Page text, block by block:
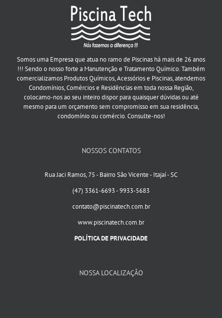
Somos uma Empresa que atua no ramo de Piscinas há mais de 26 anos
!!! Sendo o nosso forte a Manutenção e Tratamento Químico. Também
comercializamos Produtos Químicos, Acessórios e Piscinas, atendemos
Condomínios, Comércios e Residências em toda nossa Região,
colocamo-nos ao seu inteiro dispor para quaisquer dúvidas ou até
mesmo para um orçamento sem compromisso em sua residência,
condomínio ou comércio. Consulte-nos!
NOSSOS CONTATOS
Rua Jaci Ramos, 75 - Bairro São Vicente - Itajaí - SC
(47) 3361-6693 - 9933-5683
contato@piscinatech.com.br
www.piscinatech.com.br
POLÍTICA DE PRIVACIDADE
NOSSA LOCALIZAÇÃO